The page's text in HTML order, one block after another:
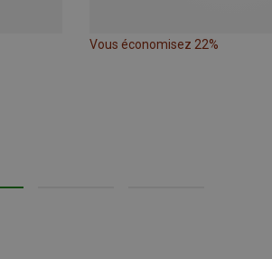
Vous économisez 22%